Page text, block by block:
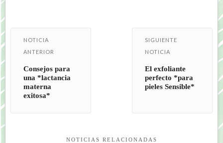
NOTICIA
ANTERIOR
Consejos para
una *lactancia
materna
exitosa*
SIGUIENTE
NOTICIA
El exfoliante
perfecto *para
pieles Sensible*
NOTICIAS RELACIONADAS